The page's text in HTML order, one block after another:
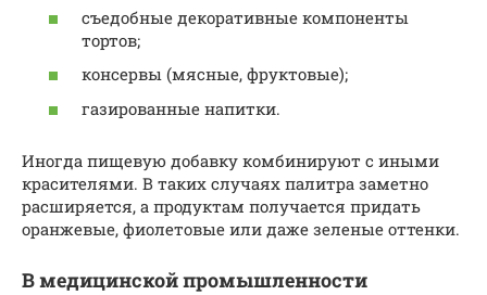
съедобные декоративные компоненты
тортов;
консервы (мясные, фруктовые);
газированные напитки.
Иногда пищевую добавку комбинируют с иными
красителями. В таких случаях палитра заметно
расширяется, а продуктам получается придать
оранжевые, фиолетовые или даже зеленые оттенки.
В медицинской промышленности